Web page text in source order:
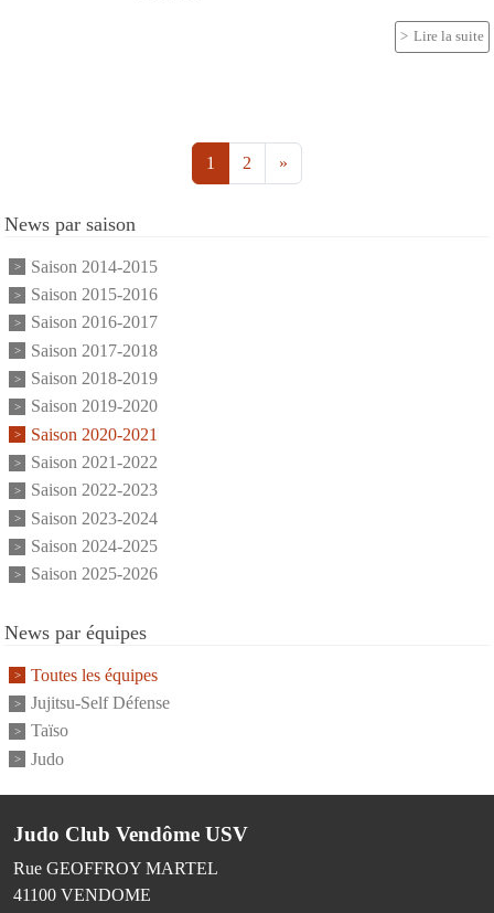
Lire la suite
1 2 »
News par saison
Saison 2014-2015
Saison 2015-2016
Saison 2016-2017
Saison 2017-2018
Saison 2018-2019
Saison 2019-2020
Saison 2020-2021
Saison 2021-2022
Saison 2022-2023
Saison 2023-2024
Saison 2024-2025
Saison 2025-2026
News par équipes
Toutes les équipes
Jujitsu-Self Défense
Taïso
Judo
Judo Club Vendôme USV
Rue GEOFFROY MARTEL
41100 VENDOME